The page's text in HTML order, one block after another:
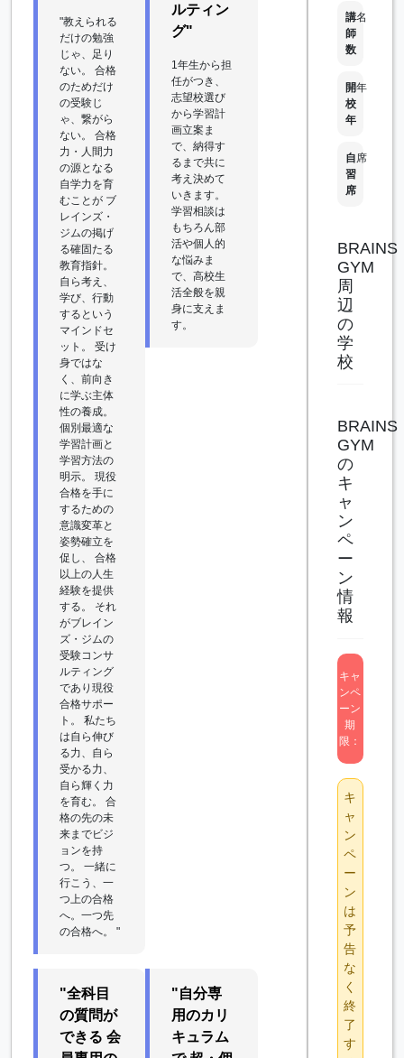
"教えられる
だけの勉強
じゃ、足り
ない。 合格
のためだけ
の受験じ
ゃ、繋がら
ない。 合格
力・人間力
の源となる
自学力を育
むことが ブ
レインズ・
ジムの掲げ
る確固たる
教育指針。
自ら考え、
学び、行動
するという
マインドセ
ット。 受け
身ではな
く、前向き
に学ぶ主体
性の養成。
個別最適な
学習計画と
学習方法の
明示。 現役
合格を手に
するための
意識変革と
姿勢確立を
促し、 合格
以上の人生
経験を提供
する。 それ
がブレイン
ズ・ジムの
受験コンサ
ルティング
であり現役
合格サポー
ト。 私たち
は自ら伸び
る力、自ら
受かる力、
自ら輝く力
を育む。 合
格の先の未
来までビジ
ョンを持
つ。 一緒に
行こう、一
つ上の合格
へ。一つ先
の合格へ。 "
ルティン
グ"
1年生から担
任がつき、
志望校選び
から学習計
画立案ま
で、納得す
るまで共に
考え決めて
いきます。
学習相談は
もちろん部
活や個人的
な悩みま
で、高校生
活全般を親
身に支えま
す。
"全科目
の質問が
できる 会
"自分専
用のカリ
キュラム
講
師
数
名
開
校
年
年
自
習
席
席
BRAINS
GYM
周
辺
の
学
校
BRAINS
GYM
の
キ
ャ
ン
ペ
ー
ン
情
報
キャ
ンペ
ーン
期
限：
キ
ャ
ン
ペ
ー
ン
は
予
告
な
く
終
了
す